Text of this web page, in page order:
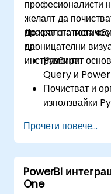
професионалисти
желаят да
правят
проницателни
инструменти.
До края на това
да:
Разбират
Query и Power
Почистват и
използвайки
прогнози с R.
Създават
управление и
Интегрират и
от множество
Прочети повече...
PowerBI
One